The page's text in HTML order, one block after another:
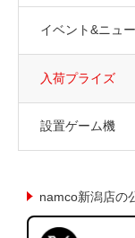
イベント&ニュ
入荷プライズ
設置ゲーム機
namco新潟店の